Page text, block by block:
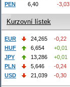
PEN
6,40 -3,03
Kurzovní lístek
EUR 24,265
-0,22
HUF
6,654
+0,01
JPY
13,286
+0,01
PLN
5,646
-0,24
USD
21,039 -0,30